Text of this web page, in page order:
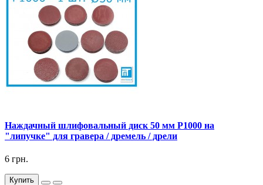
Наждачный шлифовальный диск 50 мм P1000 на
"липучке" для гравера / дремель / дрели
6 грн.
Купить